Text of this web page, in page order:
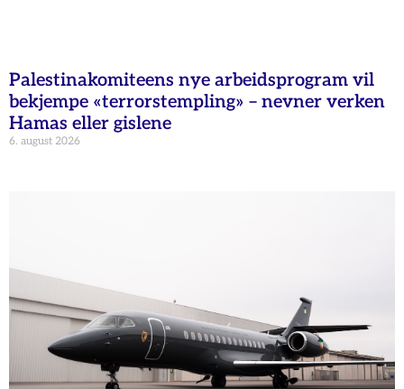
Palestinakomiteens nye arbeidsprogram vil
bekjempe «terrorstempling» – nevner verken
Hamas eller gislene
6. august 2026